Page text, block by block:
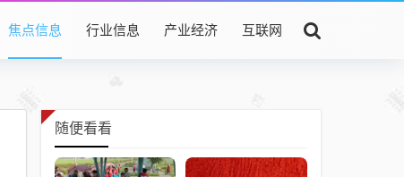
焦点信息 行业信息 产业经济 互联网
随便看看